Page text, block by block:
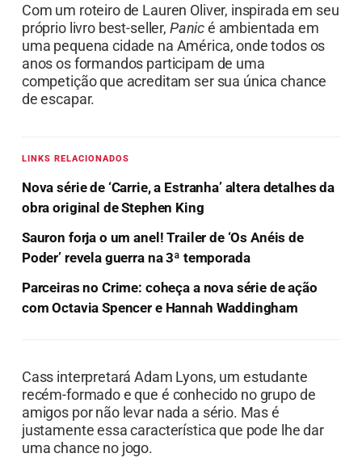
Com um roteiro de Lauren Oliver, inspirada em seu
próprio livro best-seller, Panicé ambientada em
uma pequena cidade na América, onde todos os
anos os formandos participam de uma
competição que acreditam ser sua única chance
de escapar.
LINKS RELACIONADOS
Nova série de ‘Carrie, a Estranha’ altera detalhes da
obra original de Stephen King
Sauron forja o um anel! Trailer de ‘Os Anéis de
Poder’ revela guerra na 3ª temporada
Parceiras no Crime: coheça a nova série de ação
com Octavia Spencer e Hannah Waddingham
Cass interpretará Adam Lyons, um estudante
recém-formado e que é conhecido no grupo de
amigos por não levar nada a sério. Mas é
justamente essa característica que pode lhe dar
uma chance no jogo.